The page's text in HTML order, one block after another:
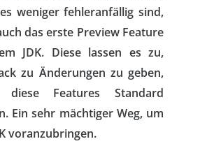
weniger fehleranfällig sind,
das erste Preview Feature
JDK. Diese lassen es zu,
zu Änderungen zu geben,
diese Features Standard
Ein sehr mächtiger Weg, um
voranzubringen.